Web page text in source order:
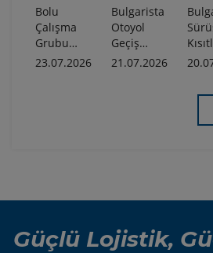
Bolu
Çalışma
Grubu
Toplantısı
23.07.2026
Bulgaristan'ın
Otoyol
Geçiş
Ücreti
21.07.2026
Güçlü Lojistik,